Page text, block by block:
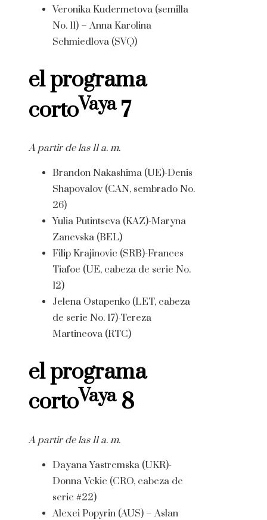
Veronika Kudermetova (semilla
No. 11) – Anna Karolina
Schmiedlova (SVQ)
el programa
cortoVaya7
A partir de las 11 a. m.
Brandon Nakashima (UE)-Denis
Shapovalov (CAN, sembrado No.
26)
Yulia Putintseva (KAZ)-Maryna
Zanevska (BEL)
Filip Krajinovic (SRB)-Frances
Tiafoe (UE, cabeza de serie No.
12)
Jelena Ostapenko (LET, cabeza
de serie No. 17)-Tereza
Martincova (RTC)
el programa
cortoVaya8
A partir de las 11 a. m.
Dayana Yastremska (UKR)-
Donna Vekic (CRO, cabeza de
serie #22)
Alexei Popyrin (AUS) – Aslan